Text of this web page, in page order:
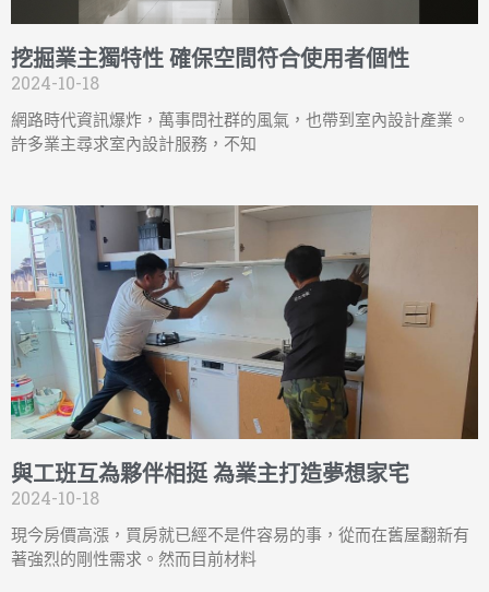
挖掘業主獨特性 確保空間符合使用者個性
2024-10-18
網路時代資訊爆炸，萬事問社群的風氣，也帶到室內設計產業。
許多業主尋求室內設計服務，不知
與工班互為夥伴相挺 為業主打造夢想家宅
2024-10-18
現今房價高漲，買房就已經不是件容易的事，從而在舊屋翻新有
著強烈的剛性需求。然而目前材料